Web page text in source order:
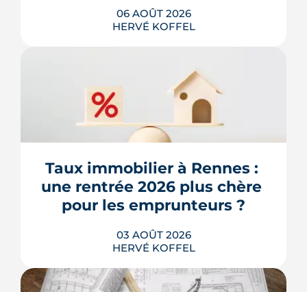
06 AOÛT 2026
HERVÉ KOFFEL
Après un printemps d'annonces,
l'automne 2026 sera l'heure de vérité
pour le logement. Trois dossiers
parlementaires, du projet de loi
qui devient vraiment applicable pour
les propriétaires, les bailleurs et les
acheteurs.
LIRE L'ARTICLE
Taux immobilier à Rennes :
une rentrée 2026 plus chère
pour les emprunteurs ?
03 AOÛT 2026
HERVÉ KOFFEL